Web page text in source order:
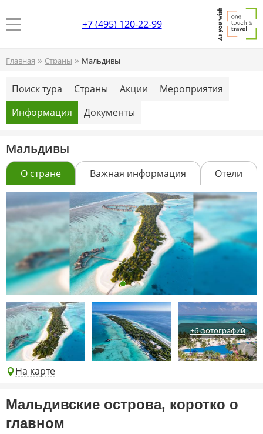
+7 (495) 120-22-99
Главная » Страны » Мальдивы
Поиск тура Страны Акции
Мероприятия
Информация
Документы
Мальдивы
О стране Важная информация Отели
+6 фотографий
На карте
Мальдивские острова, коротко о
главном